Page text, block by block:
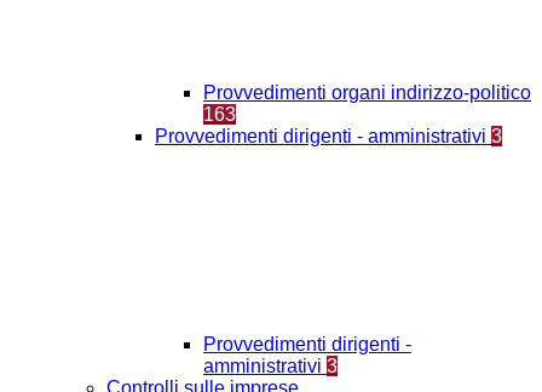
Provvedimenti organi indirizzo-politico
163
Provvedimenti dirigenti - amministrativi 3
Provvedimenti dirigenti -
amministrativi 3